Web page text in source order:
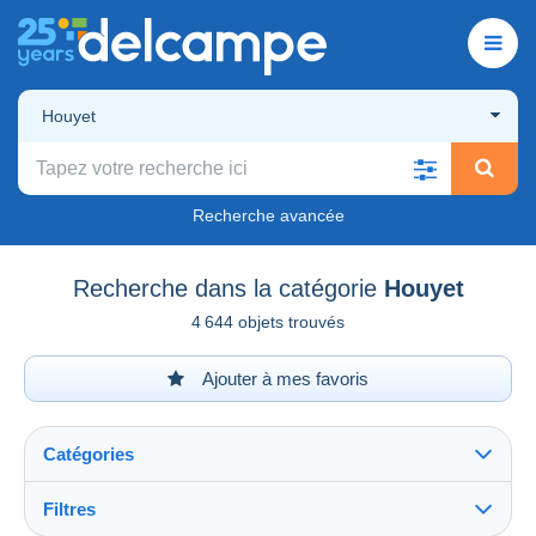
Houyet
Recherche avancée
Recherche dans la catégorie Houyet
4 644 objets trouvés
Ajouter à mes favoris
Catégories
Filtres